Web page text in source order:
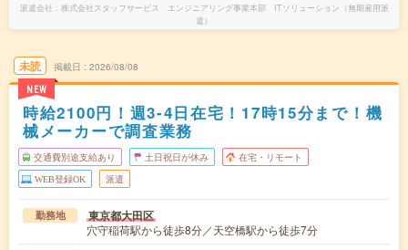
派遣会社
株式会社スタッフサービス エンジニアリング事業本部 ITソリューション（無期雇用派
遣）
未読
NEW
掲載日 2026/08/08
時給2100円！週3-4日在宅！17時15分まで！機
械メーカーで調査業務
交通費別途支給あり 土日祝日が休み 在宅・リモート
WEB登録OK 派遣
勤務地 東京都大田区
穴守稲荷駅から徒歩8分／天空橋駅から徒歩7分